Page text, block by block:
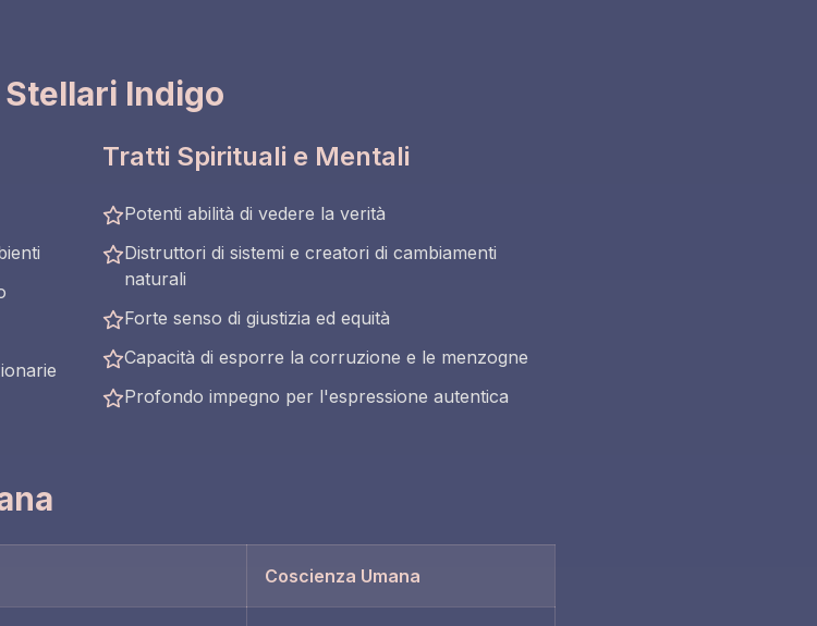
Indigo
Tratti Spirituali e Mentali
Potenti abilità di vedere la verità
Distruttori di sistemi e creatori di cambiamenti
naturali
Forte senso di giustizia ed equità
Capacità di esporre la corruzione e le menzogne
Profondo impegno per l'espressione autentica
Coscienza Umana